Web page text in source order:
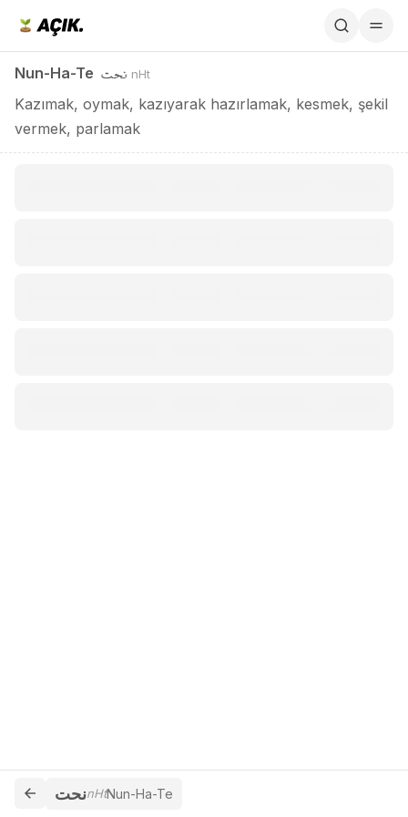
Nun-Ha-Te نحت nHt
Kazımak, oymak, kazıyarak hazırlamak, kesmek, şekil
vermek, parlamak
نحتnHtNun-Ha-Te